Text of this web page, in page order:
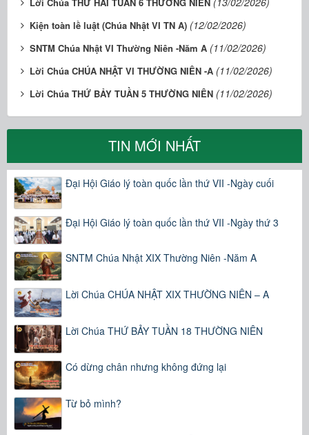
Kiện toàn lề luật (Chúa Nhật VI TN A) (12/02/2026)
SNTM Chúa Nhật VI Thường Niên -Năm A (11/02/2026)
Lời Chúa CHÚA NHẬT VI THƯỜNG NIÊN -A (11/02/2026)
Lời Chúa THỨ BẢY TUẦN 5 THƯỜNG NIÊN (11/02/2026)
TIN MỚI NHẤT
Đại Hội Giáo lý toàn quốc lần thứ VII -Ngày cuối
Đại Hội Giáo lý toàn quốc lần thứ VII -Ngày thứ 3
SNTM Chúa Nhật XIX Thường Niên -Năm A
Lời Chúa CHÚA NHẬT XIX THƯỜNG NIÊN – A
Lời Chúa THỨ BẢY TUẦN 18 THƯỜNG NIÊN
Có dừng chân nhưng không đứng lại
Từ bỏ mình?